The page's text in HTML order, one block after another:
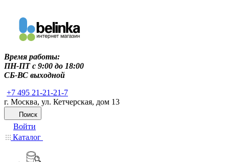
Время работы:
ПН-ПТ c 9:00 до 18:00
СБ-ВС выходной
+7 495 21-21-21-7
г. Москва, ул. Кетчерская, дом 13
Поиск
Войти
Каталог